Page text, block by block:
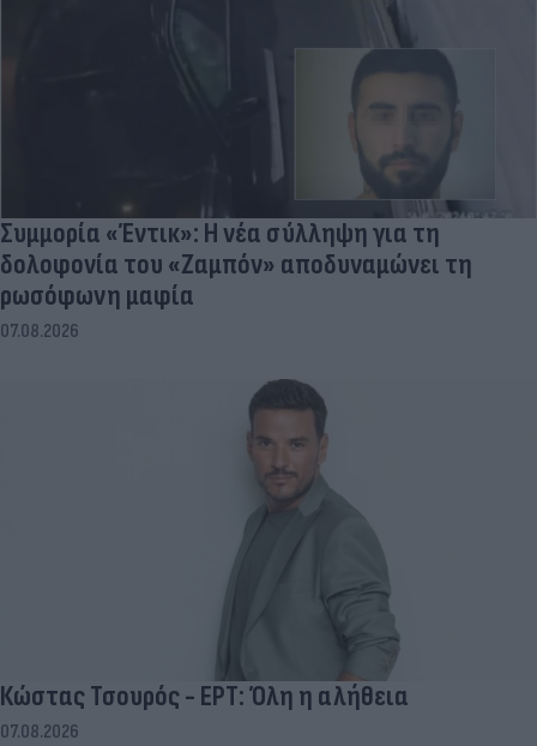
Συμμορία «Έντικ»: Η νέα σύλληψη για τη
δολοφονία του «Ζαμπόν» αποδυναμώνει τη
ρωσόφωνη μαφία
07.08.2026
Κώστας Τσουρός - ΕΡΤ: Όλη η αλήθεια
07.08.2026